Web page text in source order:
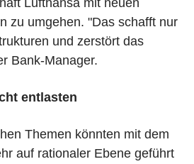
zu umgehen. "Das schafft nur
und zerstört das
Bank-Manager.
entlasten
Themen könnten mit dem
auf rationaler Ebene geführt